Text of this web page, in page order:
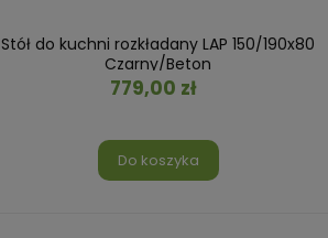
Stół do kuchni rozkładany LAP 150/190x80
Czarny/Beton
779,00 zł
Do koszyka